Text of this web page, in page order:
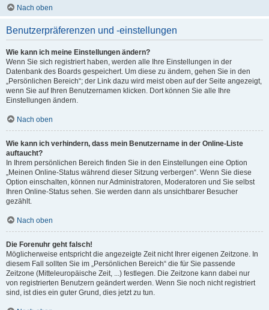
Nach oben
Benutzerpräferenzen und -einstellungen
Wie kann ich meine Einstellungen ändern?
Wenn Sie sich registriert haben, werden alle Ihre Einstellungen in der
Datenbank des Boards gespeichert. Um diese zu ändern, gehen Sie in den
„Persönlichen Bereich“; der Link dazu wird meist oben auf der Seite angezeigt,
wenn Sie auf Ihren Benutzernamen klicken. Dort können Sie alle Ihre
Einstellungen ändern.
Nach oben
Wie kann ich verhindern, dass mein Benutzername in der Online-Liste
auftaucht?
In Ihrem persönlichen Bereich finden Sie in den Einstellungen eine Option
„Meinen Online-Status während dieser Sitzung verbergen“. Wenn Sie diese
Option einschalten, können nur Administratoren, Moderatoren und Sie selbst
Ihren Online-Status sehen. Sie werden dann als unsichtbarer Besucher
gezählt.
Nach oben
Die Forenuhr geht falsch!
Möglicherweise entspricht die angezeigte Zeit nicht Ihrer eigenen Zeitzone. In
diesem Fall sollten Sie im „Persönlichen Bereich“ die für Sie passende
Zeitzone (Mitteleuropäische Zeit, ...) festlegen. Die Zeitzone kann dabei nur
von registrierten Benutzern geändert werden. Wenn Sie noch nicht registriert
sind, ist dies ein guter Grund, dies jetzt zu tun.